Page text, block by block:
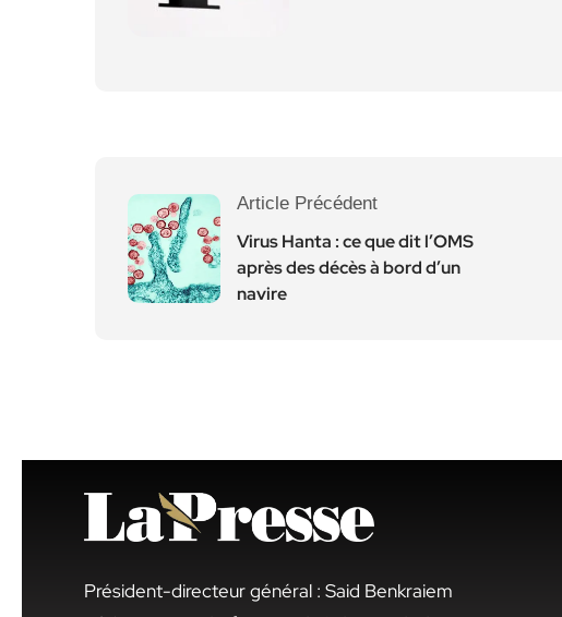
Article Précédent
Virus Hanta : ce que dit l’OMS
après des décès à bord d’un
navire
Président-directeur général : Said Benkraiem